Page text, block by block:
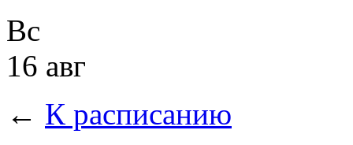
Вс
16 авг
← К расписанию